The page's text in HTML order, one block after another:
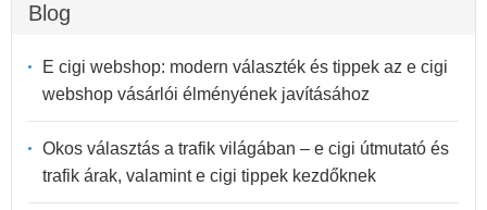
Blog
E cigi webshop: modern választék és tippek az e cigi
webshop vásárlói élményének javításához
Okos választás a trafik világában – e cigi útmutató és
trafik árak, valamint e cigi tippek kezdőknek